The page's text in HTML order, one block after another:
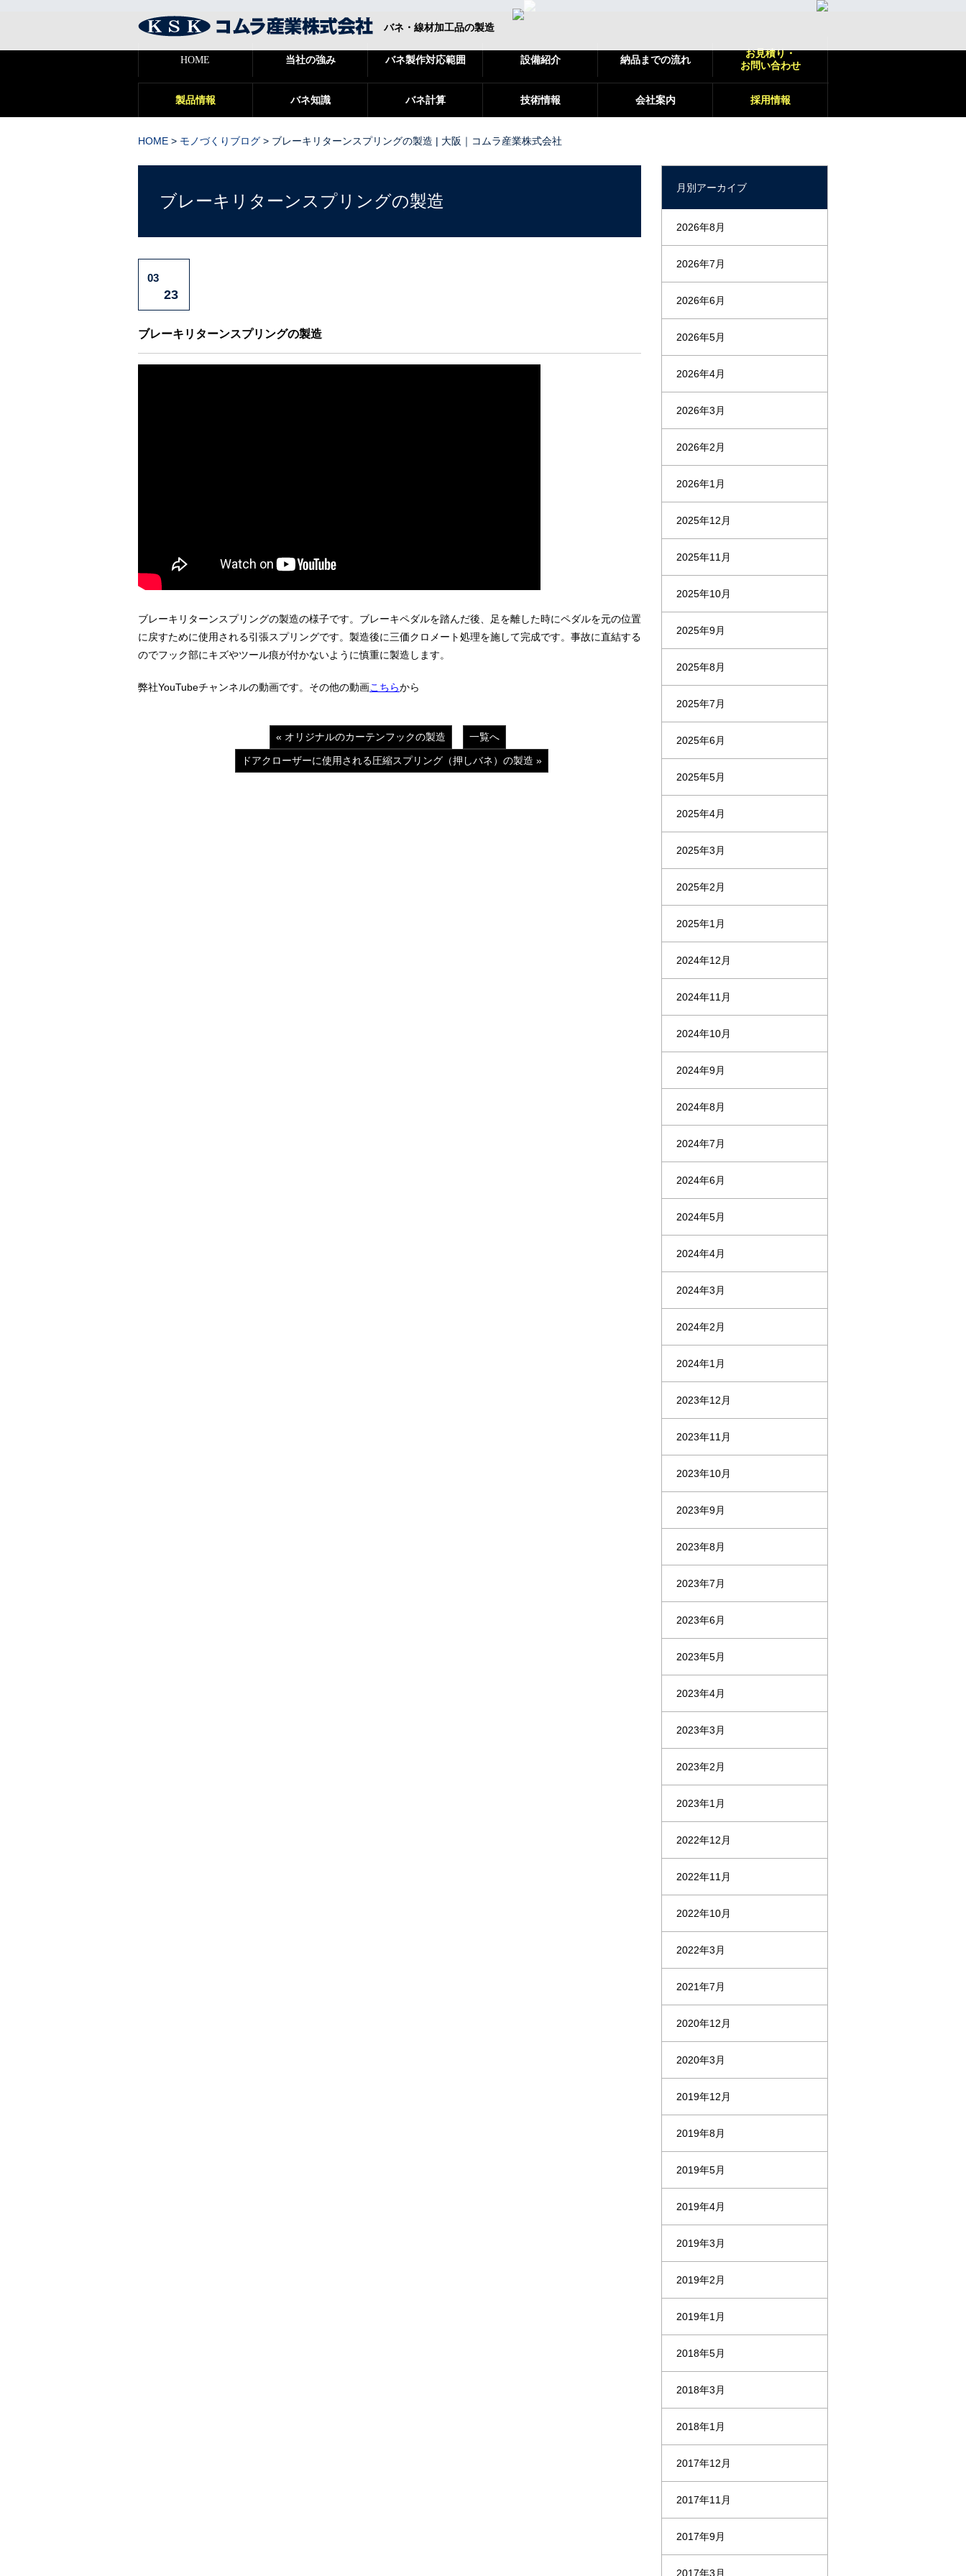
バネ・線材加工品の製造
HOME 当社の強み バネ製作対応範囲 設備紹介 納品までの流れ
お見積り・
お問い合わせ
製品情報 バネ知識 バネ計算 技術情報 会社案内 採用情報
HOME > モノづくりブログ > ブレーキリターンスプリングの製造 | 大阪｜コムラ産業株式会社
ブレーキリターンスプリングの製造
03
23
ブレーキリターンスプリングの製造
ブレーキリターンスプリングの製造の様子です。ブレーキペダルを踏んだ後、足を離した時にペダルを元の位置
に戻すために使用される引張スプリングです。製造後に三価クロメート処理を施して完成です。事故に直結する
のでフック部にキズやツール痕が付かないように慎重に製造します。
弊社YouTubeチャンネルの動画です。その他の動画こちらから
« オリジナルのカーテンフックの製造 一覧へ
ドアクローザーに使用される圧縮スプリング（押しバネ）の製造 »
月別アーカイブ
2026年8月
2026年7月
2026年6月
2026年5月
2026年4月
2026年3月
2026年2月
2026年1月
2025年12月
2025年11月
2025年10月
2025年9月
2025年8月
2025年7月
2025年6月
2025年5月
2025年4月
2025年3月
2025年2月
2025年1月
2024年12月
2024年11月
2024年10月
2024年9月
2024年8月
2024年7月
2024年6月
2024年5月
2024年4月
2024年3月
2024年2月
2024年1月
2023年12月
2023年11月
2023年10月
2023年9月
2023年8月
2023年7月
2023年6月
2023年5月
2023年4月
2023年3月
2023年2月
2023年1月
2022年12月
2022年11月
2022年10月
2022年3月
2021年7月
2020年12月
2020年3月
2019年12月
2019年8月
2019年5月
2019年4月
2019年3月
2019年2月
2019年1月
2018年5月
2018年3月
2018年1月
2017年12月
2017年11月
2017年9月
2017年3月